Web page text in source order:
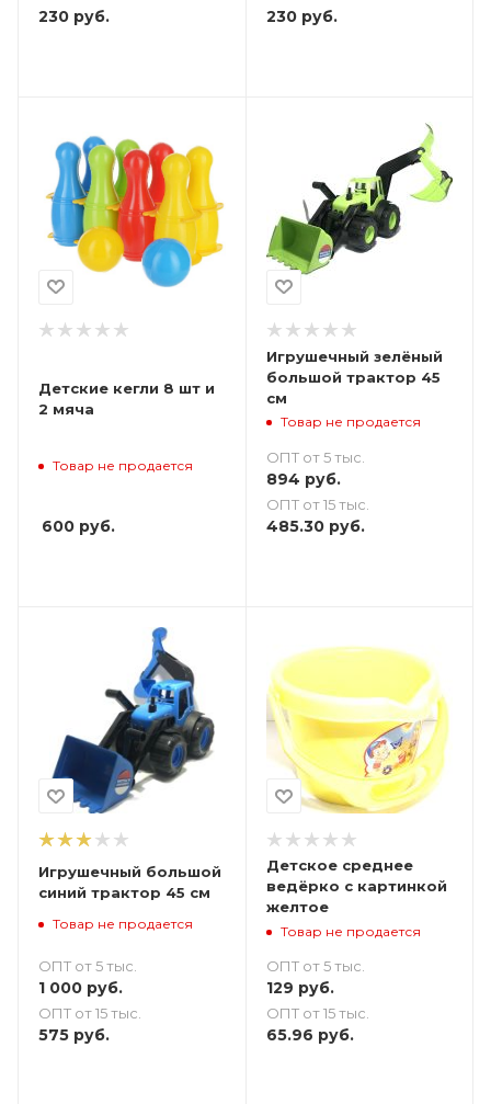
230 руб. 230руб.
Детские кегли 8 шт и
2 мяча
Товар не продается
600 руб.
Игрушечный зелёный
большой трактор 45
см
Товар не продается
ОПТ от 5 тыс.
894 руб.
ОПТ от 15 тыс.
485.30руб.
Игрушечный большой
синий трактор 45 см
Товар не продается
ОПТ от 5 тыс.
1 000 руб.
ОПТ от 15 тыс.
575 руб.
Детское среднее
ведёрко с картинкой
желтое
Товар не продается
ОПТ от 5 тыс.
129 руб.
ОПТ от 15 тыс.
65.96 руб.